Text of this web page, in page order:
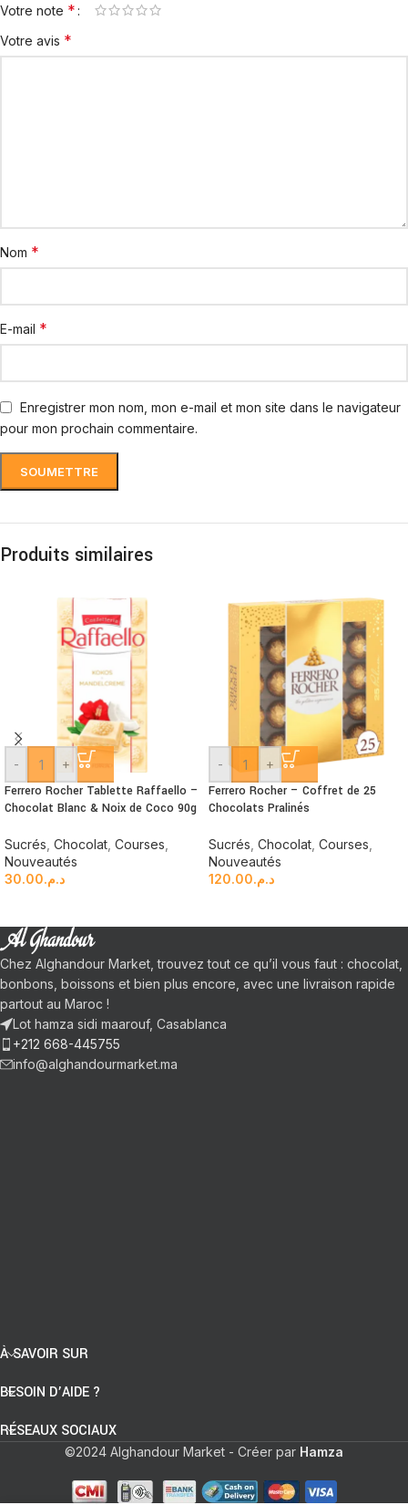
Votre note *
Votre avis *
Nom *
E-mail *
Enregistrer mon nom, mon e-mail et mon site dans le navigateur
pour mon prochain commentaire.
Produits similaires
- +
Ferrero Rocher Tablette Raffaello –
Chocolat Blanc & Noix de Coco 90g
Sucrés Chocolat Courses
Nouveautés
د.م.30.00
- +
Ferrero Rocher – Coffret de 25
Chocolats Pralinés
Sucrés Chocolat Courses
Nouveautés
د.م.120.00
Chez Alghandour Market, trouvez tout ce qu’il vous faut : chocolat,
bonbons, boissons et bien plus encore, avec une livraison rapide
partout au Maroc !
Lot hamza sidi maarouf, Casablanca
+212 668-445755
info@alghandourmarket.ma
À SAVOIR SUR
BESOIN D’AIDE ?
RÉSEAUX SOCIAUX
©2024 Alghandour Market - Créer par Hamza